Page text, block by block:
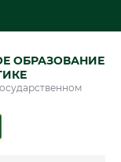
ОБРАЗОВАНИЕ